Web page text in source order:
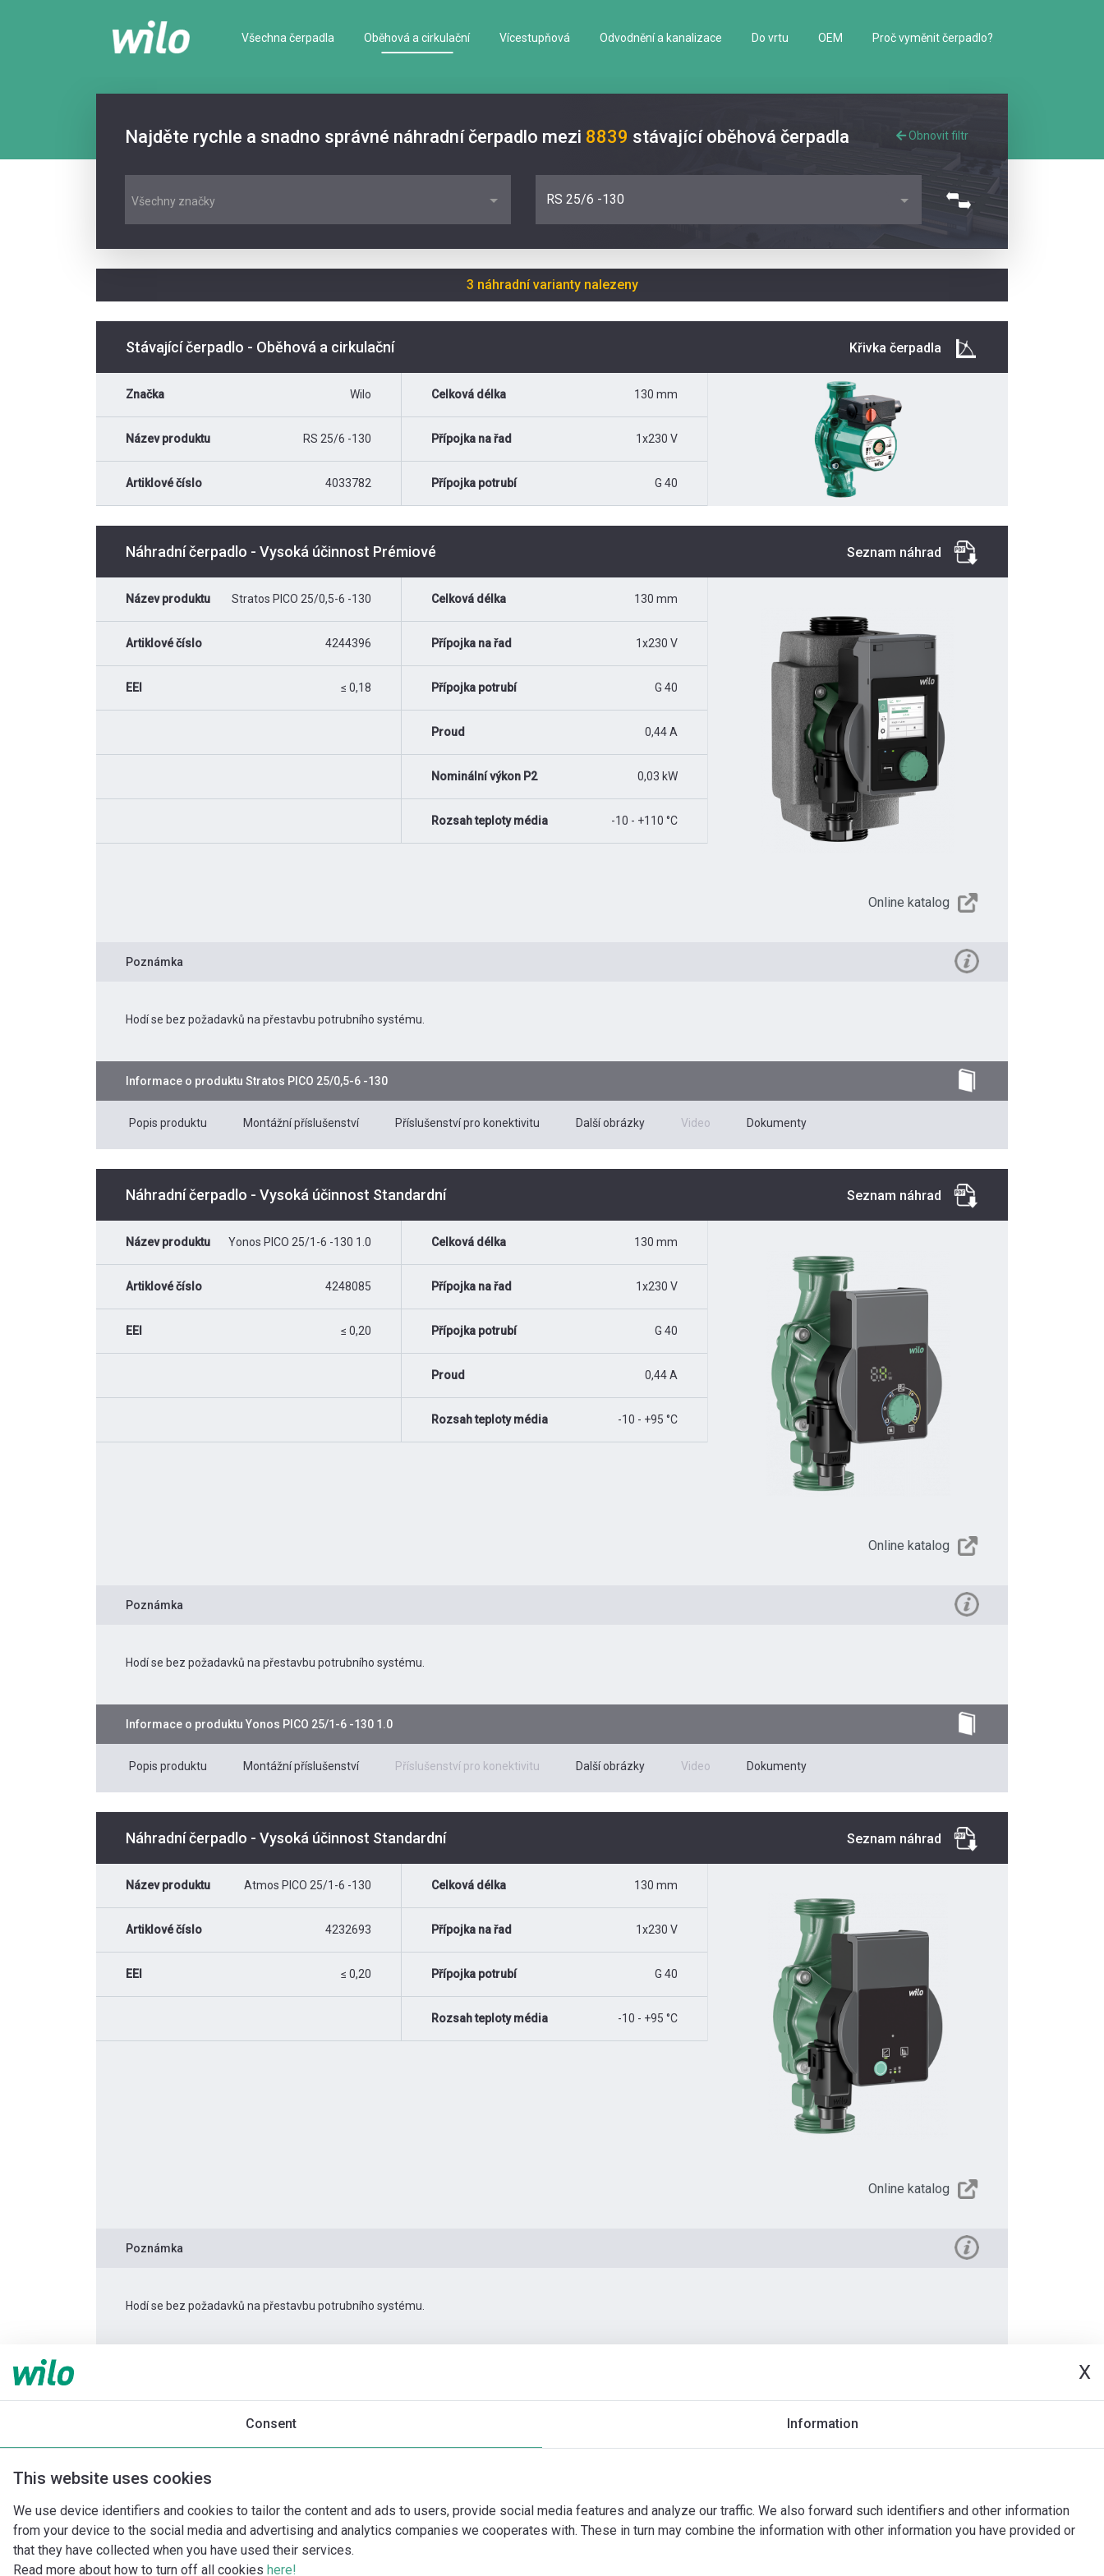
X
Consent Information
This website uses cookies
We use device identifiers and cookies to tailor the content and ads to users, provide social media features and analyze our traffic. We also forward such identifiers and other information
from your device to the social media and advertising and analytics companies we cooperates with. These in turn may combine the information with other information you have provided or
that they have collected when you have used their services.
Read more about how to turn off all cookies here!
Všechna čerpadla Oběhová a cirkulační Vícestupňová Odvodnění a kanalizace Do vrtu OEM Proč vyměnit čerpadlo?
Najděte rychle a snadno správné náhradní čerpadlo mezi 8839 stávající oběhová čerpadla Obnovit filtr
Všechny značky RS 25/6 -130
3 náhradní varianty nalezeny
Stávající čerpadlo - Oběhová a cirkulační Křivka čerpadla
Značka Wilo
Název produktu RS 25/6 -130
Artiklové číslo 4033782
Celková délka 130 mm
Přípojka na řad 1x230 V
Přípojka potrubí G 40
Náhradní čerpadlo - Vysoká účinnost Prémiové Seznam náhrad
Název produktu Stratos PICO 25/0,5-6 -130
Artiklové číslo 4244396
EEI ≤ 0,18
Celková délka 130 mm
Přípojka na řad 1x230 V
Přípojka potrubí G 40
Proud 0,44 A
Nominální výkon P2 0,03 kW
Rozsah teploty média -10 - +110 °C
Online katalog
Poznámka
Hodí se bez požadavků na přestavbu potrubního systému.
Informace o produktu Stratos PICO 25/0,5-6 -130
Popis produktu Montážní příslušenství Příslušenství pro konektivitu Další obrázky Video Dokumenty
Náhradní čerpadlo - Vysoká účinnost Standardní Seznam náhrad
Název produktu Yonos PICO 25/1-6 -130 1.0
Artiklové číslo 4248085
EEI ≤ 0,20
Celková délka 130 mm
Přípojka na řad 1x230 V
Přípojka potrubí G 40
Proud 0,44 A
Rozsah teploty média -10 - +95 °C
Online katalog
Poznámka
Hodí se bez požadavků na přestavbu potrubního systému.
Informace o produktu Yonos PICO 25/1-6 -130 1.0
Popis produktu Montážní příslušenství Příslušenství pro konektivitu Další obrázky Video Dokumenty
Náhradní čerpadlo - Vysoká účinnost Standardní Seznam náhrad
Název produktu Atmos PICO 25/1-6 -130
Artiklové číslo 4232693
EEI ≤ 0,20
Celková délka 130 mm
Přípojka na řad 1x230 V
Přípojka potrubí G 40
Rozsah teploty média -10 - +95 °C
Online katalog
Poznámka
Hodí se bez požadavků na přestavbu potrubního systému.